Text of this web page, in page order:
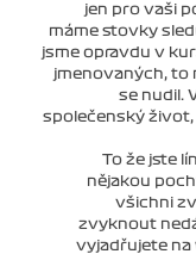
jen pro vaši
máme stovky
jsme opravdu v
jmenovaných, to
se nudil.
společenský život,
To že jste
nějakou
všichni
zvyknout
vyjadřujete na